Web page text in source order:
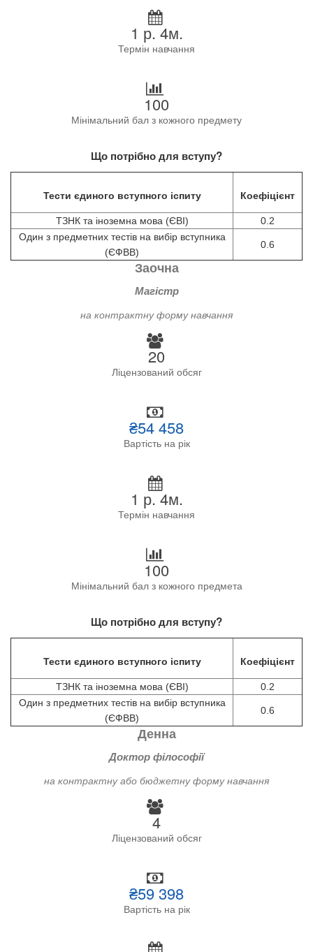
1 р. 4м.
Термін навчання
100
Мінімальний бал з кожного предмету
Що потрібно для вступу?
Тести єдиного вступного іспиту Коефіцієнт
ТЗНК та іноземна мова (ЄВІ)
0.2
Один з предметних тестів на вибір вступника
(ЄФВВ)
0.6
Заочна
Магістр
на контрактну форму навчання
20
Ліцензований обсяг
₴54 458
Вартість на рік
1 р. 4м.
Термін навчання
100
Мінімальний бал з кожного предмета
Що потрібно для вступу?
Тести єдиного вступного іспиту Коефіцієнт
ТЗНК та іноземна мова (ЄВІ)
0.2
Один з предметних тестів на вибір вступника
(ЄФВВ)
0.6
Денна
Доктор філософії
на контрактну або бюджетну форму навчання
4
Ліцензований обсяг
₴59 398
Вартість на рік